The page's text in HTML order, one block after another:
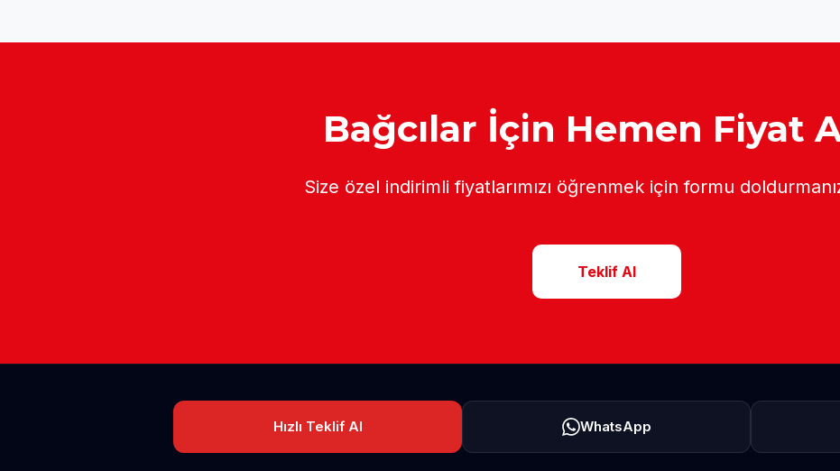
Bağcılar İçin Hemen Fiyat
Size özel indirimli fiyatlarımızı öğrenmek için formu
Teklif Al
Hızlı Teklif Al WhatsApp